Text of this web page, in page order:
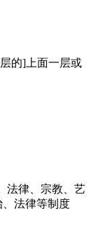
层的]上面一层或
法律、宗教、艺
法律等制度